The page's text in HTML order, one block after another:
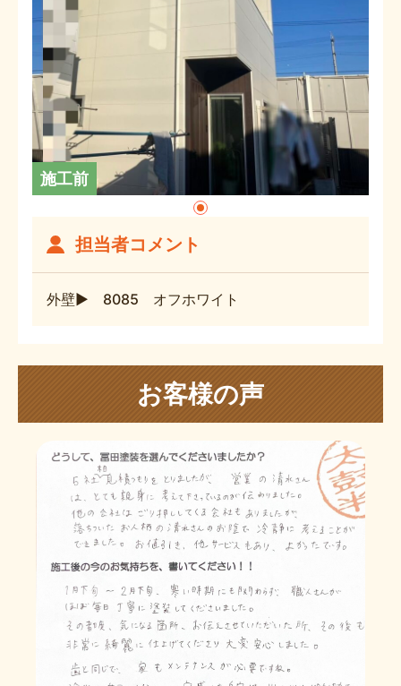
施工前
担当者コメント
外壁▶ 8085 オフホワイト
お客様の声